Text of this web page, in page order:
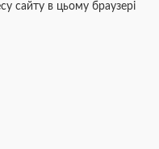
сайту в цьому браузері